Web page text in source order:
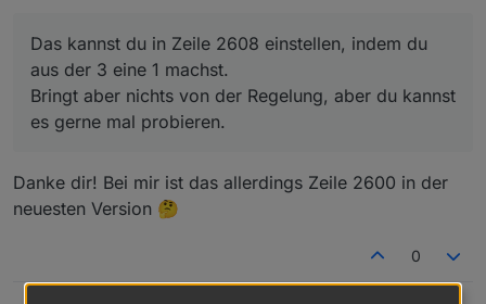
einstellen kann?
der 3 eine 1 machst.
Bringt aber nichts von der Regelung, aber du kannst es
gerne mal probieren.
Das kannst du in Zeile 2608 einstellen, indem du
aus der 3 eine 1 machst.
Bringt aber nichts von der Regelung, aber du kannst
es gerne mal probieren.
Danke dir! Bei mir ist das allerdings Zeile 2600 in der
neuesten Version 🤔
0